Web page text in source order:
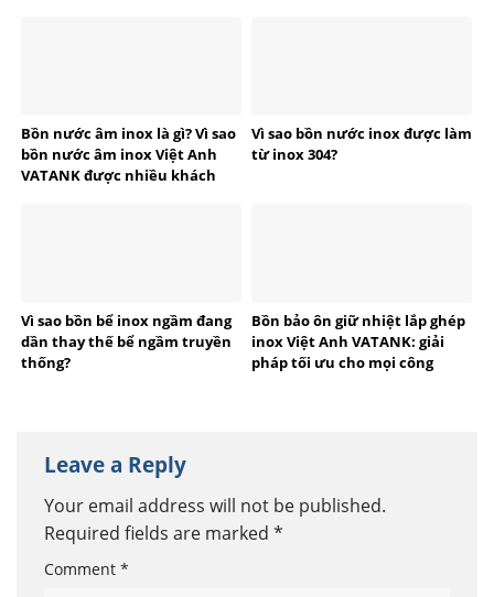
Bồn nước âm inox là gì? Vì sao
bồn nước âm inox Việt Anh
VATANK được nhiều khách
Vì sao bồn nước inox được làm
từ inox 304?
Vì sao bồn bể inox ngầm đang
dần thay thế bể ngầm truyền
thống?
Bồn bảo ôn giữ nhiệt lắp ghép
inox Việt Anh VATANK: giải
pháp tối ưu cho mọi công
Leave a Reply
Your email address will not be published.
Required fields are marked *
Comment *